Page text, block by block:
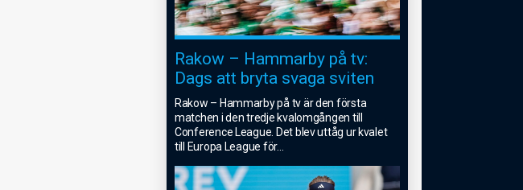
Rakow – Hammarby på tv:
Dags att bryta svaga sviten
Rakow – Hammarby på tv är den första
matchen i den tredje kvalomgången till
Conference League. Det blev uttåg ur kvalet
till Europa League för...